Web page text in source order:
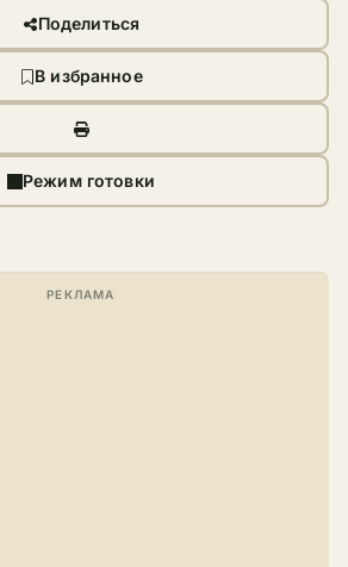
Поделиться
В избранное
Режим готовки